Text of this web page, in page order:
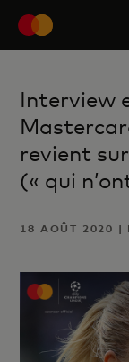
Interview
revient
(« qui
18 AOÛT 2020 |